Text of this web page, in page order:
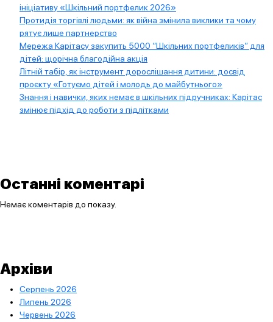
ініціативу «Шкільний портфелик 2026»
Протидія торгівлі людьми: як війна змінила виклики та чому
рятує лише партнерство
Мережа Карітасу закупить 5000 “Шкільних портфеликів” для
дітей: щорічна благодійна акція
Літній табір, як інструмент дорослішання дитини: досвід
проєкту «Готуємо дітей і молодь до майбутнього»
Знання і навички, яких немає в шкільних підручниках: Карітас
змінює підхід до роботи з підлітками
Останні коментарі
Немає коментарів до показу.
Архіви
Серпень 2026
Липень 2026
Червень 2026